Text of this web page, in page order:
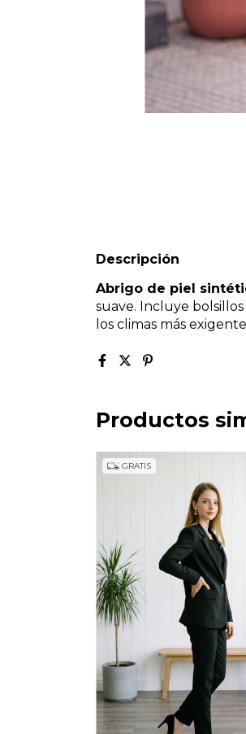
Descripción
Abrigo de piel
suave. Incluye
los climas más
Productos
GRATIS